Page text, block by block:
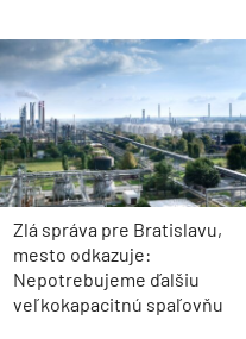
Zlá správa pre Bratislavu,
mesto odkazuje:
Nepotrebujeme ďalšiu
veľkokapacitnú spaľovňu